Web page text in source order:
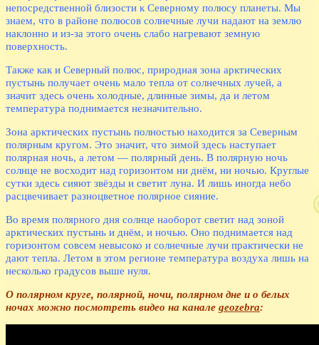
непосредственной близости к Северному полюсу планеты. Мы
знаем, что в районе полюсов солнечные лучи надают на землю
наклонно и из-за этого очень слабо нагревают земную
поверхность.
Также как и Северный полюс, природная зона арктических
пустынь получает очень мало тепла от солнечных лучей, а
значит здесь очень холодные, длинные зимы, да и летом
температура поднимается незначительно.
Зона арктических пустынь полностью находится за Северным
полярным кругом. Это значит, что зимой здесь наступает
полярная ночь, а летом — полярный день. В полярную ночь
солнце не восходит над горизонтом ни днём, ни ночью. Круглые
сутки здесь сияют звёзды и светит луна. И лишь иногда небо
расцвечивает разноцветное полярное сияние.
Во время полярного дня солнце наоборот светит над зоной
арктических пустынь и днём, и ночью. Оно поднимается над
горизонтом совсем невысоко и солнечные лучи практически не
дают тепла. Летом в этом регионе температура воздуха лишь на
несколько градусов выше нуля.
О полярном круге, полярной, ночи, полярном дне и о белых
ночах можно посмотреть видео на канале geozebra: